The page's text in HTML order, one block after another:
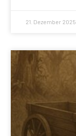
21. Dezember 2025